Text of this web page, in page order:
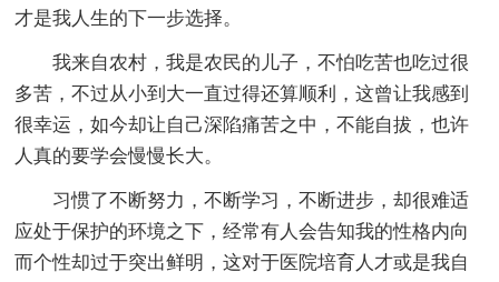
才是我人生的下一步选择。
我来自农村，我是农民的儿子，不怕吃苦也吃过很
多苦，不过从小到大一直过得还算顺利，这曾让我感到
很幸运，如今却让自己深陷痛苦之中，不能自拔，也许
人真的要学会慢慢长大。
习惯了不断努力，不断学习，不断进步，却很难适
应处于保护的环境之下，经常有人会告知我的性格内向
而个性却过于突出鲜明，这对于医院培育人才或是我自